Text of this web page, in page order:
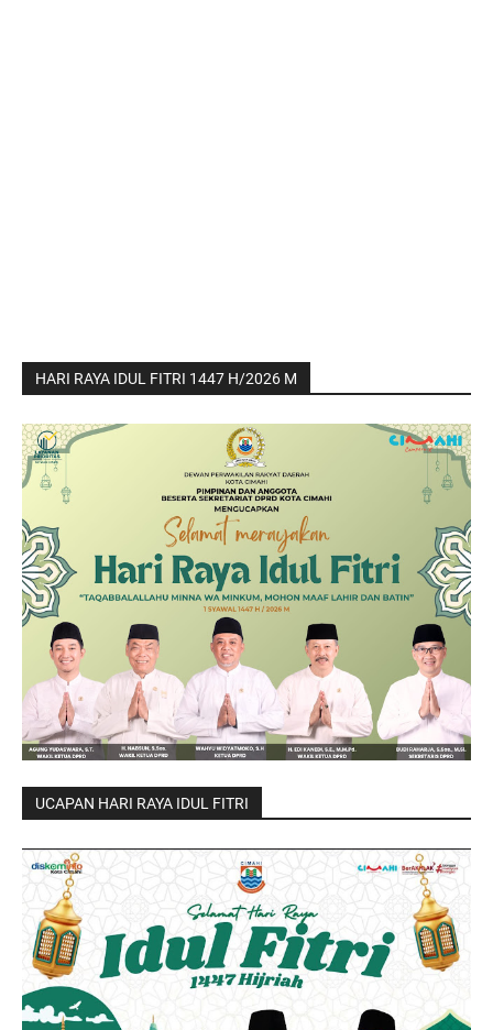
HARI RAYA IDUL FITRI 1447 H/2026 M
UCAPAN HARI RAYA IDUL FITRI